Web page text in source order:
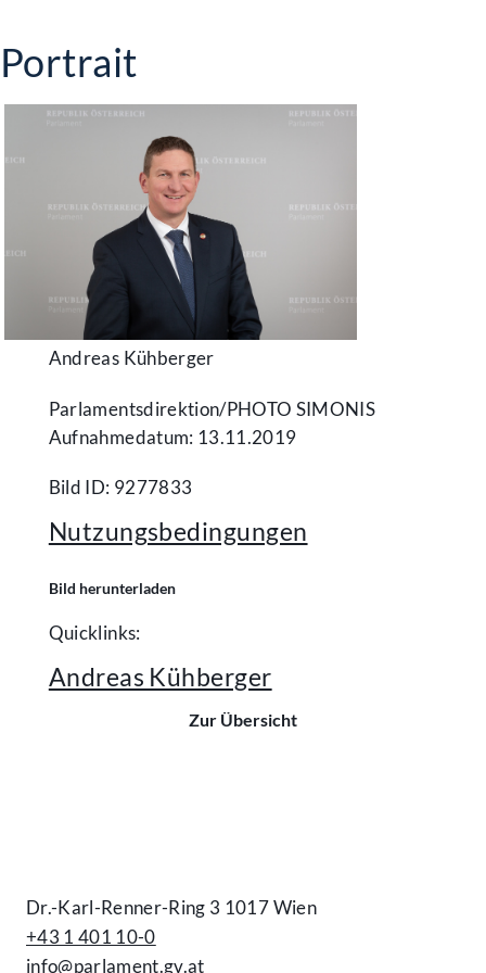
Portrait
Andreas Kühberger
Parlamentsdirektion/​PHOTO SIMONIS
Aufnahmedatum: 13.11.2019
Bild ID: 9277833
Nutzungsbedingungen
Bild herunterladen
Quicklinks:
Andreas Kühberger
Zur Übersicht
Dr.-Karl-Renner-Ring 3 1017 Wien
+43 1 401 10-0
info@parlament.gv.at